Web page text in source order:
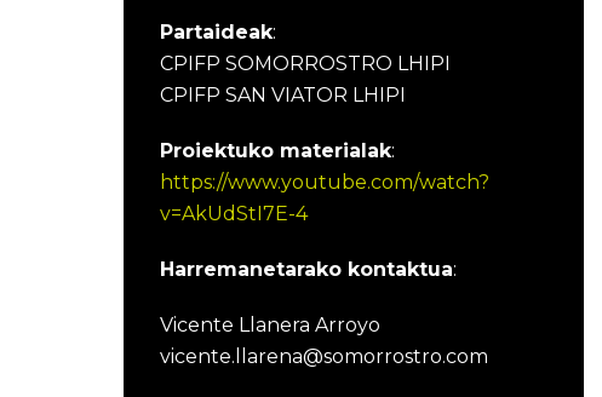
Partaideak:
CPIFP SOMORROSTRO LHIPI
CPIFP SAN VIATOR LHIPI
Proiektuko materialak:
https://www.youtube.com/watch?
v=AkUdStI7E-4
Harremanetarako kontaktua:
Vicente Llanera Arroyo
vicente.llarena@somorrostro.com